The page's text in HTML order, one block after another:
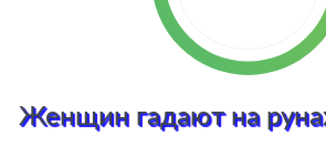
Женщин гадают на